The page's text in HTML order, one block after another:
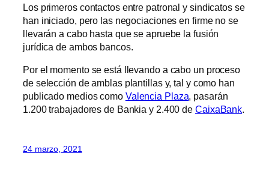
Los primeros contactos entre patronal y sindicatos se
han iniciado, pero las negociaciones en firme no se
llevarán a cabo hasta que se apruebe la fusión
jurídica de ambos bancos.
Por el momento se está llevando a cabo un proceso
de selección de amblas plantillas y, tal y como han
publicado medios como Valencia Plaza, pasarán
1.200 trabajadores de Bankia y 2.400 de CaixaBank.
24 marzo, 2021